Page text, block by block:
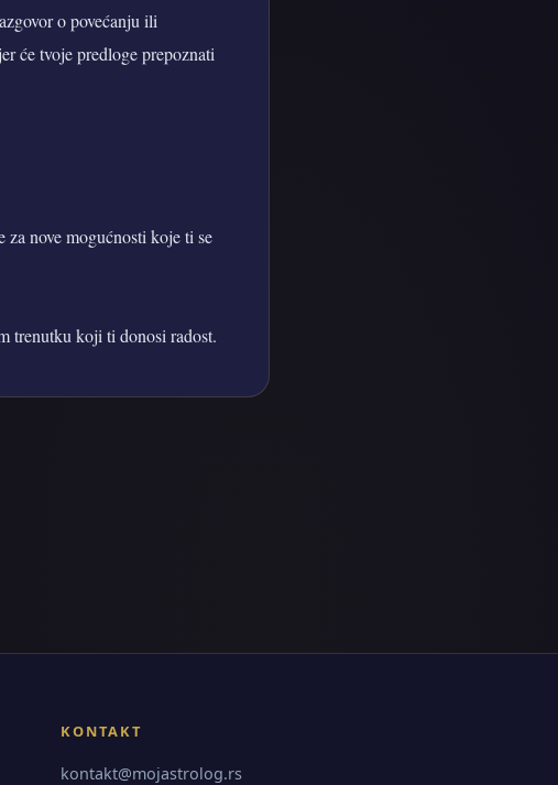
o povećanju ili
će tvoje predloge prepoznati
nove mogućnosti koje ti se
trenutku koji ti donosi radost.
KONTAKT
kontakt@mojastrolog.rs